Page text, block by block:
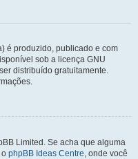
é produzido, publicado e com
sob a licença GNU
distribuído gratuitamente.
Limited. Se acha que alguma
o phpBB Ideas Centre, onde você